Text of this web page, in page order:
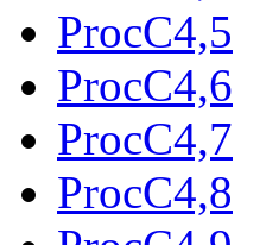
ProcC4,5
ProcC4,6
ProcC4,7
ProcC4,8